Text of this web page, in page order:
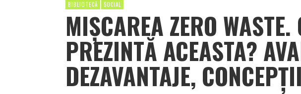
BIBLIOTECĂ SOCIAL
MIȘCAREA ZERO WASTE.
PREZINTĂ ACEASTA?
DEZAVANTAJE, CONCEPȚII